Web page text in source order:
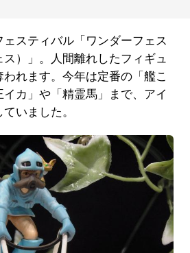
スティバル「ワンダーフェス
）」。人間離れしたフィギュ
れます。今年は定番の「艦こ
カ」や「精霊馬」まで、アイ
いました。